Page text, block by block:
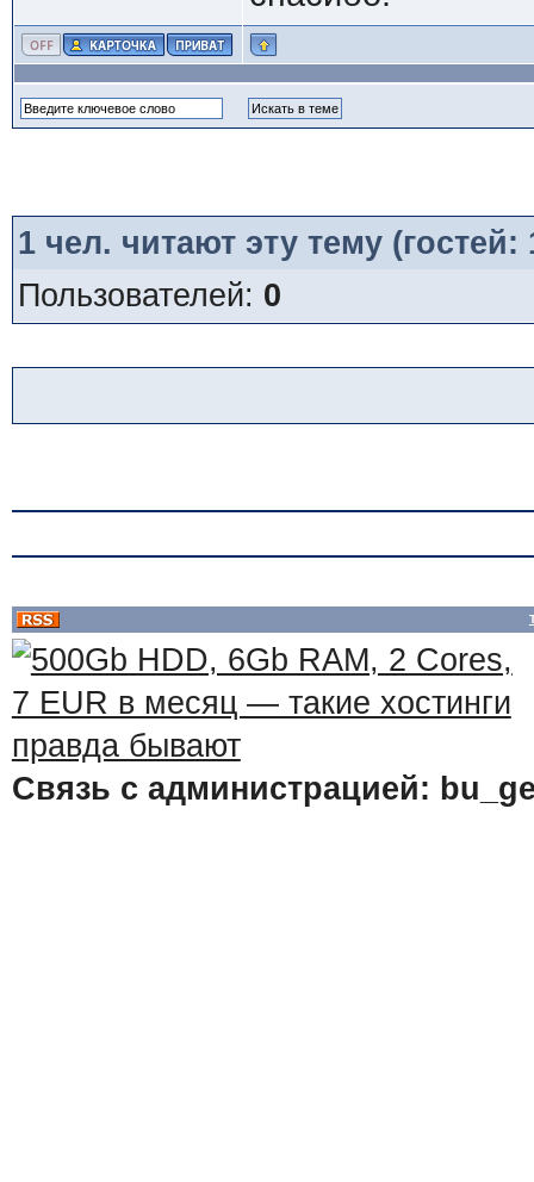
1чел. читают эту тему
Пользователей: 0
Связь с администрацией: